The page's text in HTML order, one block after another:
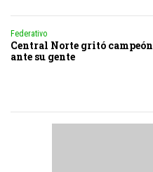
Federativo
Central Norte gritó campeón
ante su gente